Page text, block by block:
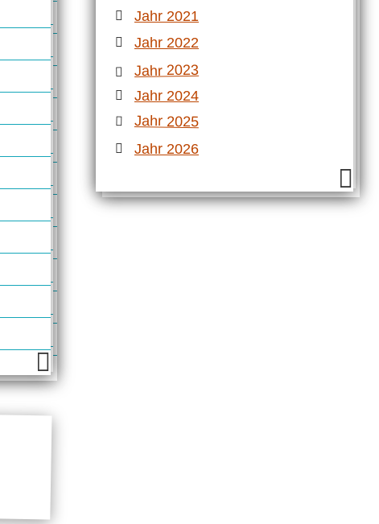
Jahr 2021
Jahr 2022
Jahr 2023
Jahr 2024
Jahr 2025
Jahr 2026